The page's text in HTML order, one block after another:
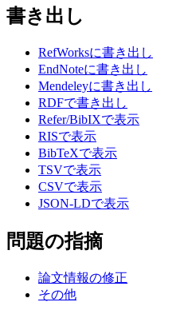
書き出し
RefWorksに書き出し
EndNoteに書き出し
Mendeleyに書き出し
RDFで書き出し
Refer/BibIXで表示
RISで表示
BibTeXで表示
TSVで表示
CSVで表示
JSON-LDで表示
問題の指摘
論文情報の修正
その他